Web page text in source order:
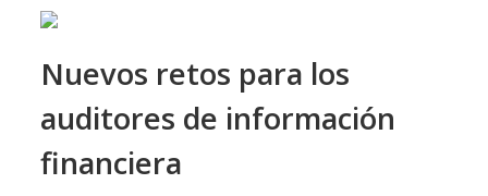
Nuevos retos para los
auditores de información
financiera